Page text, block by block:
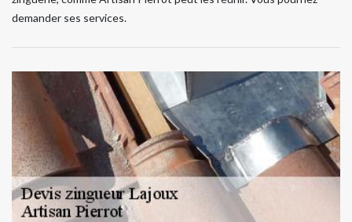
demander ses services.